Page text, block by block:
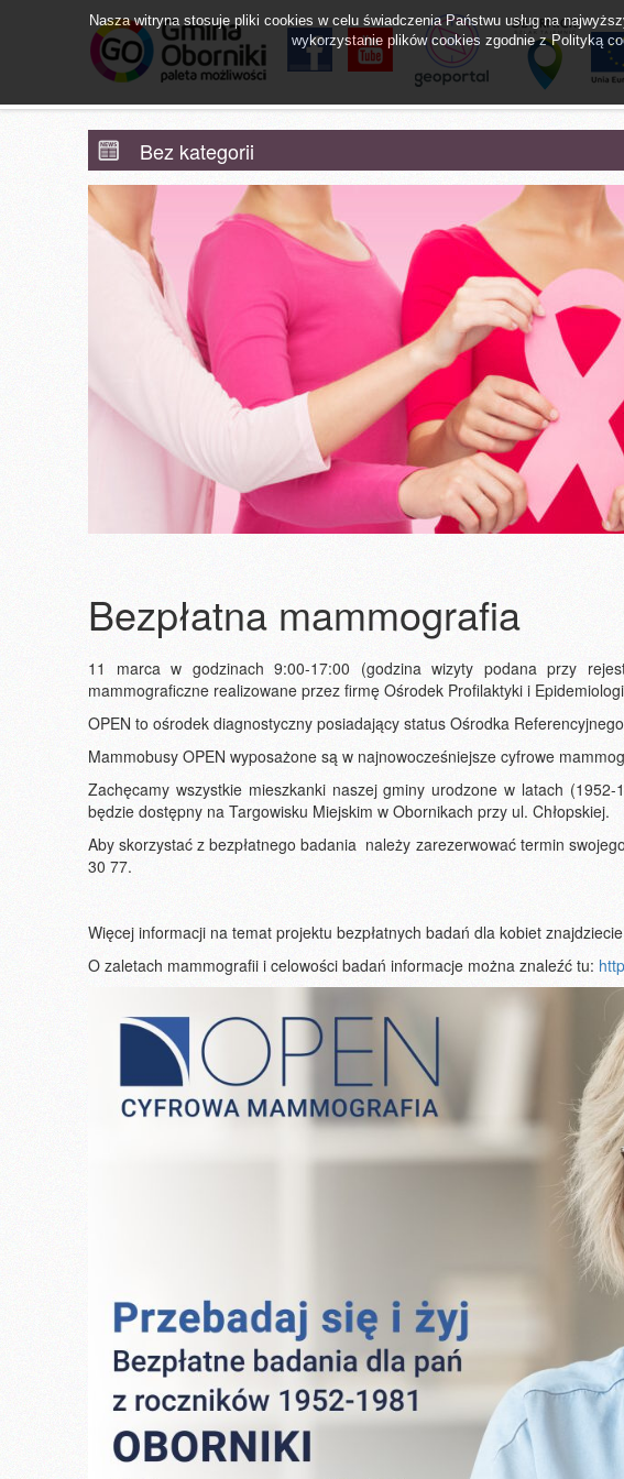
facebook Bez kategorii
Bezpłatna mammografia
11 marca w godzinach 9:00-17:00 (godzina wizyty podana przy
mammograficzne realizowane przez firmę Ośrodek Profilaktyki i
OPEN to ośrodek diagnostyczny posiadający status Ośrodka
Mammobusy OPEN wyposażone są w najnowocześniejsze cyfrowe
Zachęcamy wszystkie mieszkanki naszej gminy urodzone w latach
będzie dostępny na Targowisku Miejskim w Obornikach przy ul. Chłopskiej.
Aby skorzystać z bezpłatnego badania należy zarezerwować termin
30 77.
Więcej informacji na temat projektu bezpłatnych badań dla kobiet
O zaletach mammografii i celowości badań informacje można znaleźć tu:
Nasza witryna stosuje pliki cookies w celu świadczenia Państwu usług na
wykorzystanie plików cookies zgodnie z Polityką